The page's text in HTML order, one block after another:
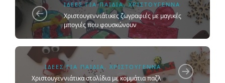
ΙΔΈΕΣ ΓΙΑ ΠΑΙΔΙΆ,ΧΡΙΣΤΟΎΓΕΝΝΑ
Χριστουγεννιάτικες ζωγραφιές με μαγικές
μπογιές που φουσκώνουν
ΙΔΈΕΣ ΓΙΑ ΠΑΙΔΙΆ , ΧΡΙΣΤΟΎΓΕΝΝΑ
Χριστουγεννιάτικα στολίδια με κομμάτια παζλ